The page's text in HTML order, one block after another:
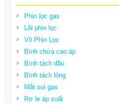
Phin lọc gas
Lõi phin lọc
Vỏ Phin Lọc
Bình chứa cao áp
Bình tách dầu
Bình tách lỏng
Mắt soi gas
Rơ le áp suất